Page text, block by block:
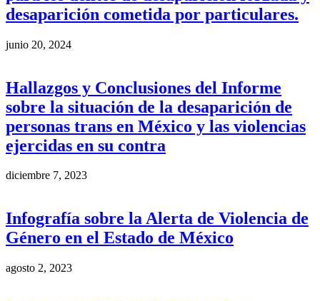
desaparición cometida por particulares.
junio 20, 2024
Hallazgos y Conclusiones del Informe
sobre la situación de la desaparición de
personas trans en México y las violencias
ejercidas en su contra
diciembre 7, 2023
Infografía sobre la Alerta de Violencia de
Género en el Estado de México
agosto 2, 2023